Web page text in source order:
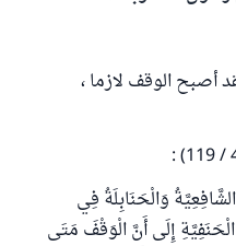
أصبح الوقف لازما ،
وَالْحَنَابِلَةُ فِي
إِلَى أَنَّ الْوَقْفَ مَتَى